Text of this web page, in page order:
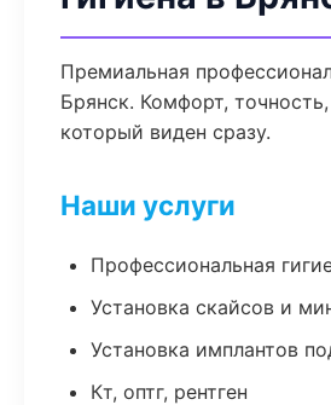
Премиальная
Брянск. Комфорт, точность,
который виден сразу.
Наши услуги
Профессиональная
Установка скайсов и
Установка имплантов
Кт, оптг, рентген